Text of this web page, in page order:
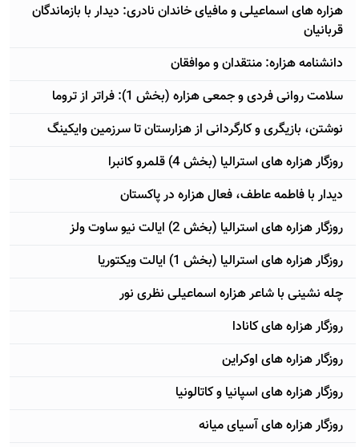
هزاره های اسماعیلی و مافیای خاندان نادری: دیدار با بازماندگان
قربانیان
دانشنامه هزاره: منتقدان و موافقان
سلامت روانی فردی و جمعی هزاره (بخش 1): فراتر از تروما
نوشتن، بازیگری و کارگردانی از هزارستان تا سرزمین وایکینگ
روزگار هزاره های استرالیا (بخش 4) قلمرو کانبرا
دیدار با فاطمه عاطف، فعال هزاره در پاکستان
روزگار هزاره های استرالیا (بخش 2) ایالت نیو ساوت ولز
روزگار هزاره های استرالیا (بخش 1) ایالت ویکتوریا
چله نشینی با شاعر هزاره اسماعیلی نظری نور
روزگار هزاره های کانادا
روزگار هزاره های اوکراین
روزگار هزاره های اسپانیا و کاتالونیا
روزگار هزاره های آسیای میانه